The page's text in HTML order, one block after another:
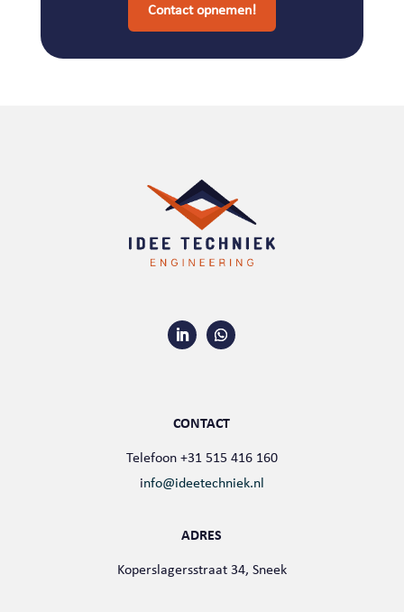
Contact opnemen!
CONTACT
Telefoon +31 515 416 160
info@ideetechniek.nl
ADRES
Koperslagersstraat 34, Sneek